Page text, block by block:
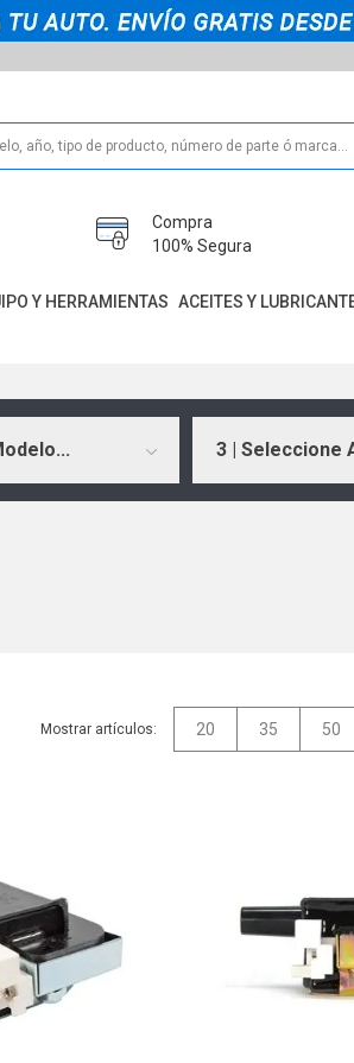
Compra
100% Segura
Y HERRAMIENTAS ACEITES Y
3 | Seleccione
Mostrar artículos: 20 35 50